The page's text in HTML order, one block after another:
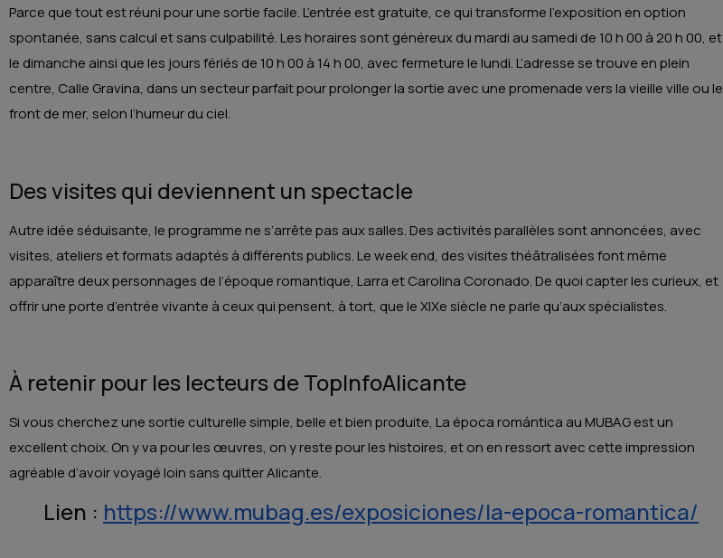
Parce que tout est réuni pour une sortie facile. L’entrée est gratuite, ce qui transforme l’exposition en option
spontanée, sans calcul et sans culpabilité. Les horaires sont généreux du mardi au samedi de 10 h 00 à 20 h 00, et
le dimanche ainsi que les jours fériés de 10 h 00 à 14 h 00, avec fermeture le lundi. L’adresse se trouve en plein
centre, Calle Gravina, dans un secteur parfait pour prolonger la sortie avec une promenade vers la vieille ville ou le
front de mer, selon l’humeur du ciel.
Des visites qui deviennent un spectacle
Autre idée séduisante, le programme ne s’arrête pas aux salles. Des activités parallèles sont annoncées, avec
visites, ateliers et formats adaptés à différents publics. Le week end, des visites théâtralisées font même
apparaître deux personnages de l’époque romantique, Larra et Carolina Coronado. De quoi capter les curieux, et
offrir une porte d’entrée vivante à ceux qui pensent, à tort, que le XIXe siècle ne parle qu’aux spécialistes.
À retenir pour les lecteurs de TopInfoAlicante
Si vous cherchez une sortie culturelle simple, belle et bien produite, La época romántica au MUBAG est un
excellent choix. On y va pour les œuvres, on y reste pour les histoires, et on en ressort avec cette impression
agréable d’avoir voyagé loin sans quitter Alicante.
Lien : https://www.mubag.es/exposiciones/la-epoca-romantica/